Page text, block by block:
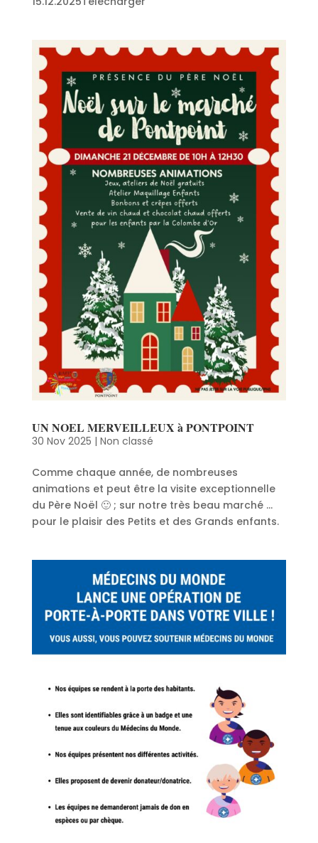
UN NOEL MERVEILLEUX à PONTPOINT
30 Nov 2025 | Non classé
Comme chaque année, de nombreuses
animations et peut être la visite exceptionnelle
du Père Noël 🙂 ; sur notre très beau marché …
pour le plaisir des Petits et des Grands enfants.